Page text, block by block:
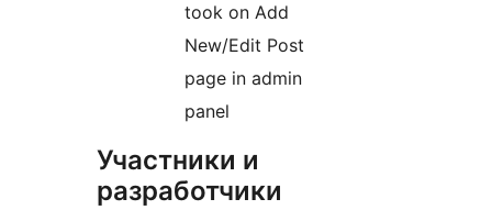
took on Add
New/Edit Post
page in admin
panel
Участники и
разработчики